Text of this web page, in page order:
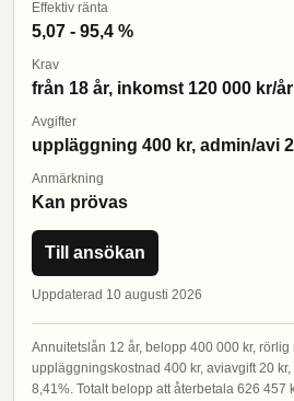
Effektiv ränta
5,07 - 95,4 %
Krav
från 18 år, inkomst 120 000 kr/år
Avgifter
uppläggning 400 kr, admin/avi
Anmärkning
Kan prövas
Till ansökan
Uppdaterad 10 augusti 2026
Annuitetslån 12 år, belopp 400 000 kr, rörlig
uppläggningskostnad 400 kr, aviavgift 20
8,41%. Totalt belopp att återbetala 626 457